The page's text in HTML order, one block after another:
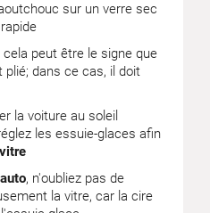
sur un verre sec
peut être le signe que
plié; dans ce cas, il doit
la voiture au soleil
les essuie-glaces afin
vitre
, n'oubliez pas de
la vitre, car la cire